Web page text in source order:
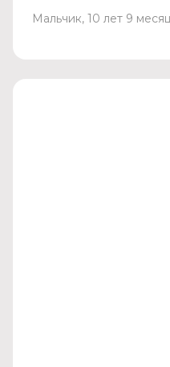
Мальчик, 10 лет 9